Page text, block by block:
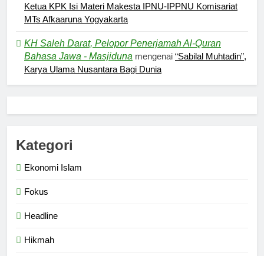
Ketua KPK Isi Materi Makesta IPNU-IPPNU Komisariat
MTs Afkaaruna Yogyakarta
KH Saleh Darat, Pelopor Penerjamah Al-Quran
Bahasa Jawa - Masjiduna mengenai “Sabilal Muhtadin”,
Karya Ulama Nusantara Bagi Dunia
Kategori
Ekonomi Islam
Fokus
Headline
Hikmah
6
Abadi
HIKMAH
Kopi Beneran Versus Kopi Darat
8